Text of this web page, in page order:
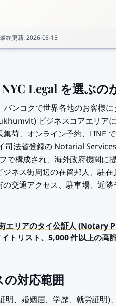
最終更新:2026-05-15
Legal を選ぶの
ンコクで世界各地のお客様
ビジネスコアエリア
荷、オンライン予約、LINE
法省登録の Notarial
構成され、海外政府機関に
ネス街周辺の在留邦人、駐
交通アクセス、駐車場、近
リアのタイ公証人 (Notary
トリスト、5,000 件以上の高
対応範囲
、婚姻届、学歴、就労証明)